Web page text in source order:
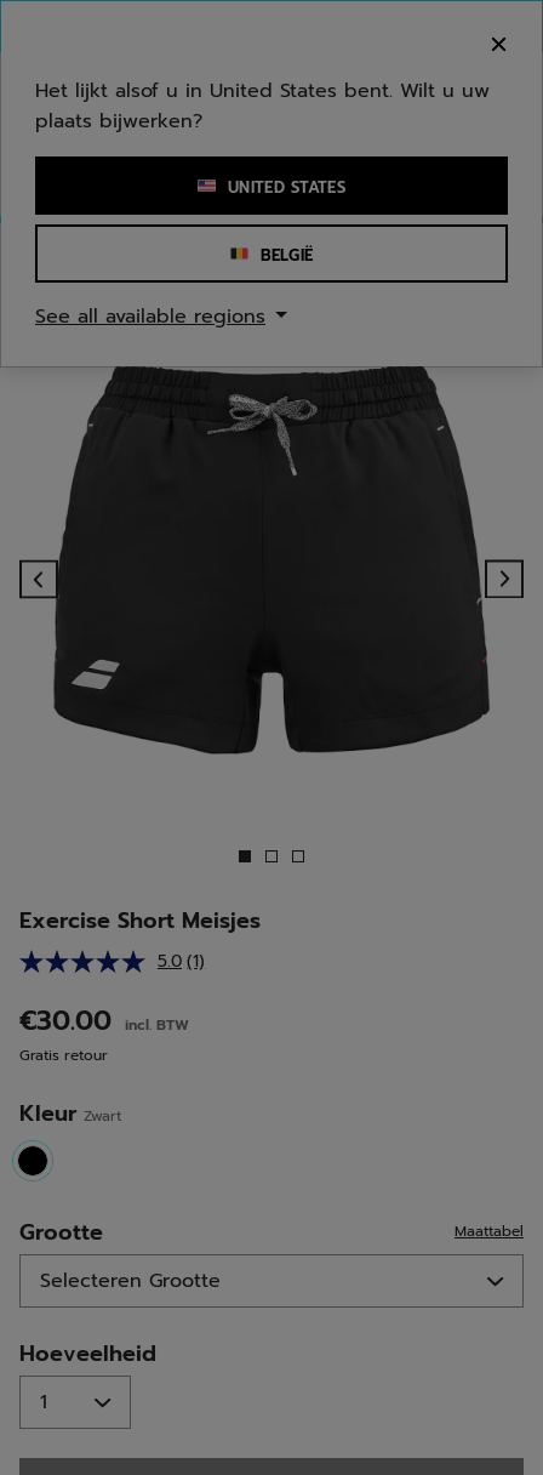
Een zoekwoord of een artikelnummer invoeren
Exercise Short Meisjes
5.0 Lees
Dezelfde
(1)
€30.00
incl. BTW
Gratis retour
Kleur Zwart
selected
Grootte Maattabel
Hoeveelheid
Het lijkt alsof u in United States bent. Wilt u uw
plaats bijwerken?
UNITED STATES
BELGIË
See all available regions